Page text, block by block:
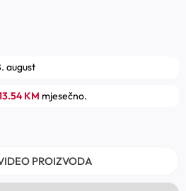
august
KM mjesečno.
PROIZVODA